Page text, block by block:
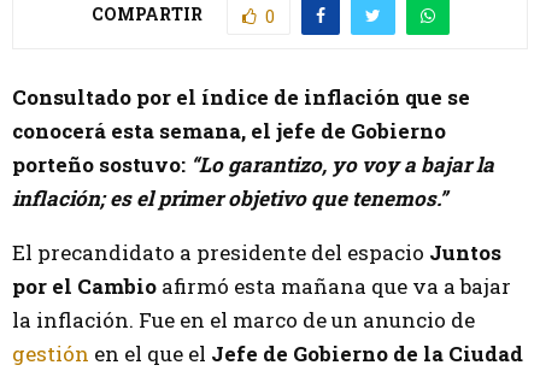
COMPARTIR 0
Consultado por el índice de inflación que se
conocerá esta semana, el jefe de Gobierno
porteño sostuvo: “Lo garantizo, yo voy a bajar la
inflación; es el primer objetivo que tenemos.”
El precandidato a presidente del espacio Juntos
por el Cambio afirmó esta mañana que va a bajar
la inflación. Fue en el marco de un anuncio de
gestión en el que el Jefe de Gobierno de la Ciudad